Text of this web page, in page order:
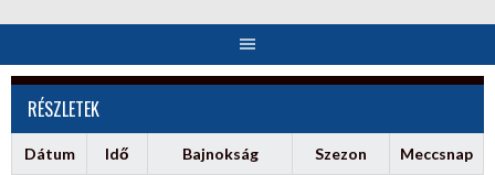
RÉSZLETEK
Dátum Idő Bajnokság Szezon Meccsnap